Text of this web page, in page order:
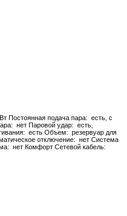
Постоянная подача пара: есть, с
нет Паровой удар: есть,
есть Объем: резервуар для
отключение: нет Система
нет Комфорт Сетевой кабель: